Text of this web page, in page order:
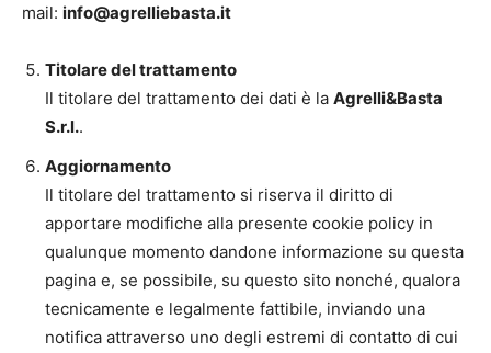
mail: info@agrelliebasta.it
Titolare del trattamento
Il titolare del trattamento dei dati è la Agrelli&Basta
S.r.l..
Aggiornamento
Il titolare del trattamento si riserva il diritto di
apportare modifiche alla presente cookie policy in
qualunque momento dandone informazione su questa
pagina e, se possibile, su questo sito nonché, qualora
tecnicamente e legalmente fattibile, inviando una
notifica attraverso uno degli estremi di contatto di cui